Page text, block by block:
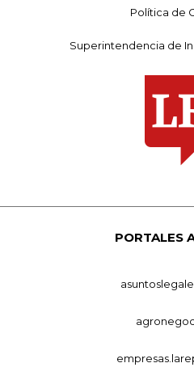
Política de
Superintendencia de
PORTALES